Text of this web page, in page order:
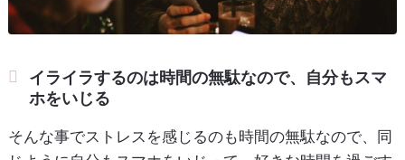
イライラするのは時間の無駄なので、自分もスマ
ホをいじる
そんな事でストレスを感じるのも時間の無駄なので、同